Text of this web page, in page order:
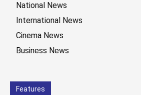
National News
International News
Cinema News
Business News
Features